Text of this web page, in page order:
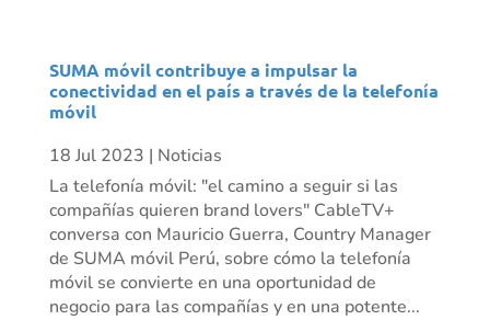
SUMA móvil contribuye a impulsar la
conectividad en el país a través de la telefonía
móvil
18 Jul 2023 | Noticias
La telefonía móvil: "el camino a seguir si las
compañías quieren brand lovers" CableTV+
conversa con Mauricio Guerra, Country Manager
de SUMA móvil Perú, sobre cómo la telefonía
móvil se convierte en una oportunidad de
negocio para las compañías y en una potente...